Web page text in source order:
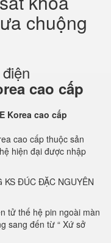
chuộng
cao cấp
cao cấp thuộc sản
hiện đại được nhập
KS ĐÚC ĐẶC NGUYÊN
tử thế hệ pin ngoài màn
sang đến từ “ Xứ sở